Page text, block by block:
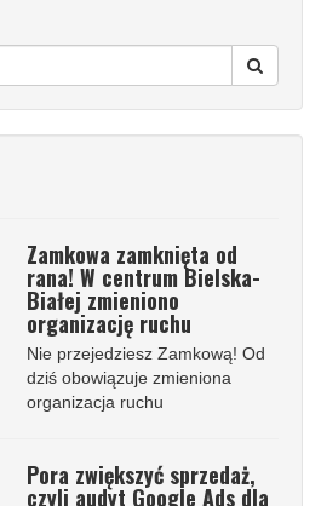
Zamkowa zamknięta od
rana! W centrum Bielska-
Białej zmieniono
organizację ruchu
Nie przejedziesz Zamkową! Od
dziś obowiązuje zmieniona
organizacja ruchu
Pora zwiększyć sprzedaż,
czyli audyt Google Ads dla